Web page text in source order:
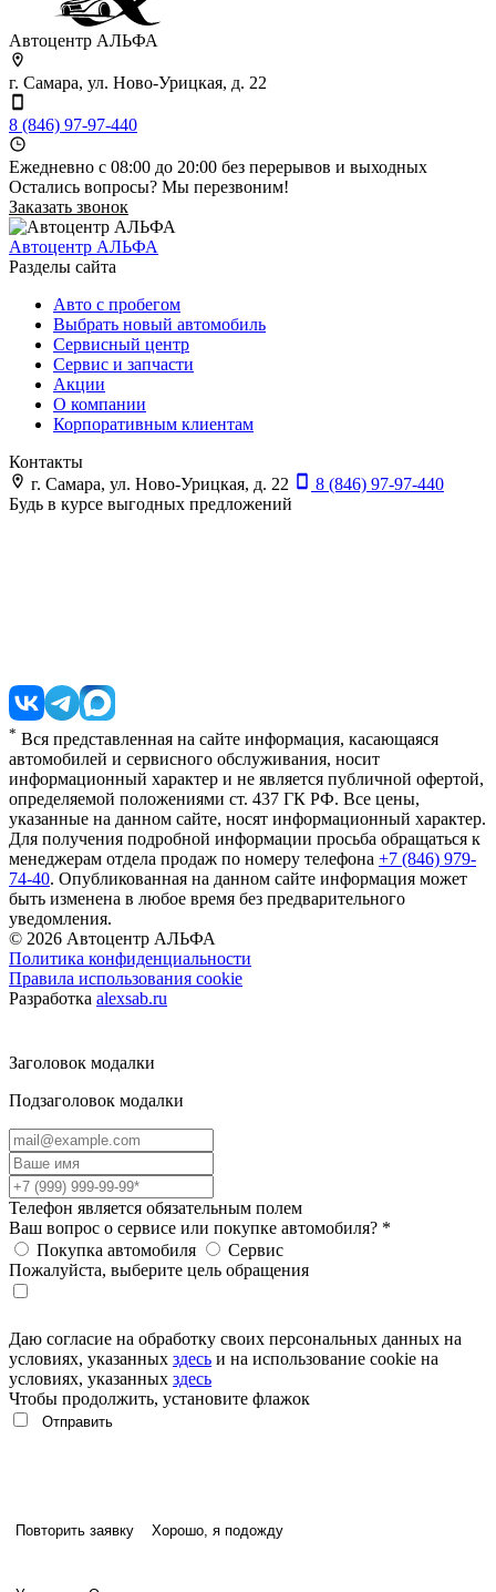
Автоцентр АЛЬФА
г. Самара, ул. Ново-Урицкая, д. 22
8 (846) 97-97-440
Ежедневно с 08:00 до 20:00 без перерывов и выходных
Остались вопросы? Мы перезвоним!
Заказать звонок
Автоцентр АЛЬФА
Разделы сайта
Авто с пробегом
Выбрать новый автомобиль
Сервисный центр
Сервис и запчасти
Акции
О компании
Корпоративным клиентам
Контакты
г. Самара, ул. Ново-Урицкая, д. 22
8 (846) 97-97-440
Будь в курсе выгодных предложений
* Вся представленная на сайте информация, касающаяся
автомобилей и сервисного обслуживания, носит
информационный характер и не является публичной офертой,
определяемой положениями ст. 437 ГК РФ. Все цены,
указанные на данном сайте, носят информационный характер.
Для получения подробной информации просьба обращаться к
менеджерам отдела продаж по номеру телефона +7 (846) 979-
74-40. Опубликованная на данном сайте информация может
быть изменена в любое время без предварительного
уведомления.
© 2026 Автоцентр АЛЬФА
Политика конфиденциальности
Правила использования cookie
Разработка alexsab.ru
Заголовок модалки
Подзаголовок модалки
Телефон является обязательным полем
Ваш вопрос о сервисе или покупке автомобиля? *
Покупка автомобиля
Сервис
Пожалуйста, выберите цель обращения
Даю согласие на обработку своих персональных данных на
условиях, указанных здесь и на использование cookie на
условиях, указанных здесь
Чтобы продолжить, установите флажок
Повторить заявку Хорошо, я подожду